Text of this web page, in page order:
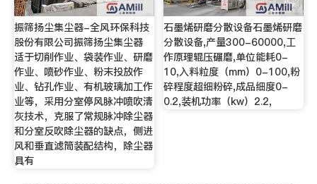
振筛扬尘集尘器-全风环保科技
股份有限公司振筛扬尘集尘器
适于切削作业、袋装作业、研磨
作业、喷砂作业、粉末投放作
业、钻孔作业、有机玻璃加工作
业等，采用分室停风脉冲喷吹清
灰技术，克服了常规脉冲除尘器
和分室反吹除尘器的缺点，侧进
风和垂直滤筒装配结构，除尘器
具有
石墨烯研磨分散设备石墨烯研磨
分散设备,产量300-60000,工
作原理辊压碾磨,单位能耗0-
10,入料粒度（mm）0-100,粉
碎程度超细粉碎,成品细度0-
0.2,装机功率（kw）2.2,